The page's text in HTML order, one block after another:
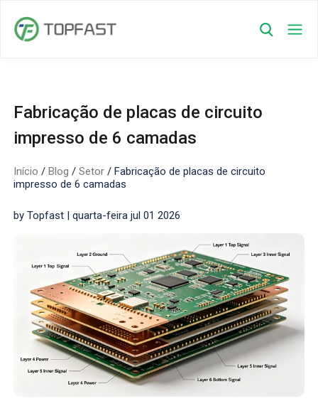
Fabricação de placas de circuito
impresso de 6 camadas
Início /Blog /Setor /Fabricação de placas de circuito
impresso de 6 camadas
by Topfast | quarta-feira jul 01 2026